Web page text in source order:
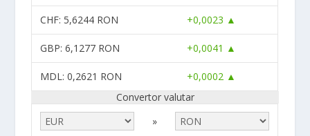
CHF: 5,6244 RON +0,0023 ▲
GBP: 6,1277 RON +0,0041 ▲
MDL: 0,2621 RON
+0,0002 ▲
Convertor valutar
»